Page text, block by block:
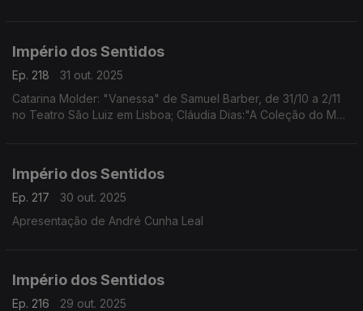
Império dos Sentidos
Ep. 218
31 out. 2025
Catarina Molder: "Vanessa" de Samuel Barber, de 31/10 a 2/11
no Teatro São Luiz em Lisboa; Cláudia Dias:"A Coleção do Meu
Império dos Sentidos
Ep. 217
30 out. 2025
Apresentação de André Cunha Leal
Império dos Sentidos
Ep. 216
29 out. 2025